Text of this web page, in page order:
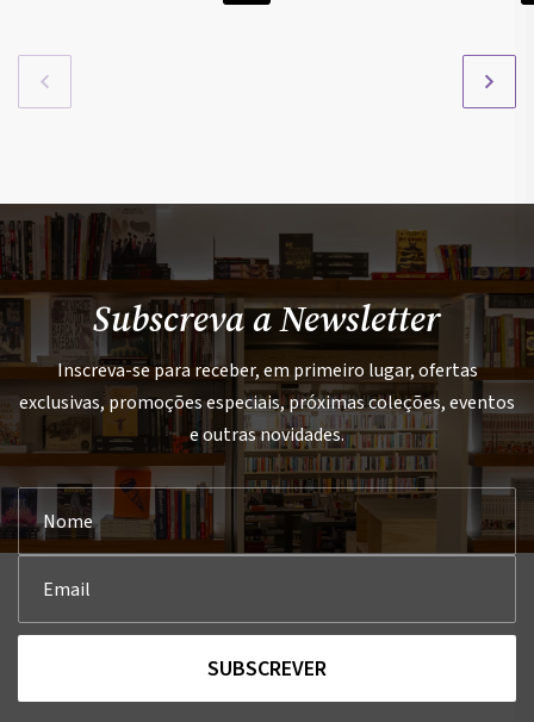
Subscreva a Newsletter
Inscreva-se para receber, em primeiro lugar, ofertas
exclusivas, promoções especiais, próximas coleções, eventos
e outras novidades.
SUBSCREVER